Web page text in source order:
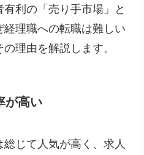
利の「売り手市場」と
理職への転職は難しい
理由を解説します。
が高い
じて人気が高く、求人